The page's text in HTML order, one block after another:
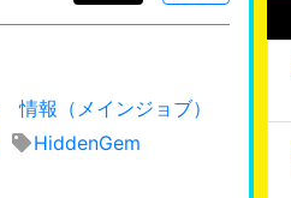
情報（メインジョブ）
HiddenGem